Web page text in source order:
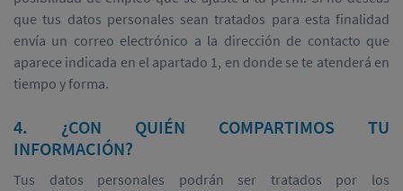
que tus datos personales sean tratados para esta finalidad
envía un correo electrónico a la dirección de contacto que
aparece indicada en el apartado 1, en donde se te atenderá en
tiempo y forma.
4. ¿CON QUIÉN COMPARTIMOS TU
INFORMACIÓN?
Tus datos personales podrán ser tratados por los